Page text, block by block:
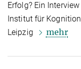
Erfolg? Ein
Institut für
Leipzig
mehr